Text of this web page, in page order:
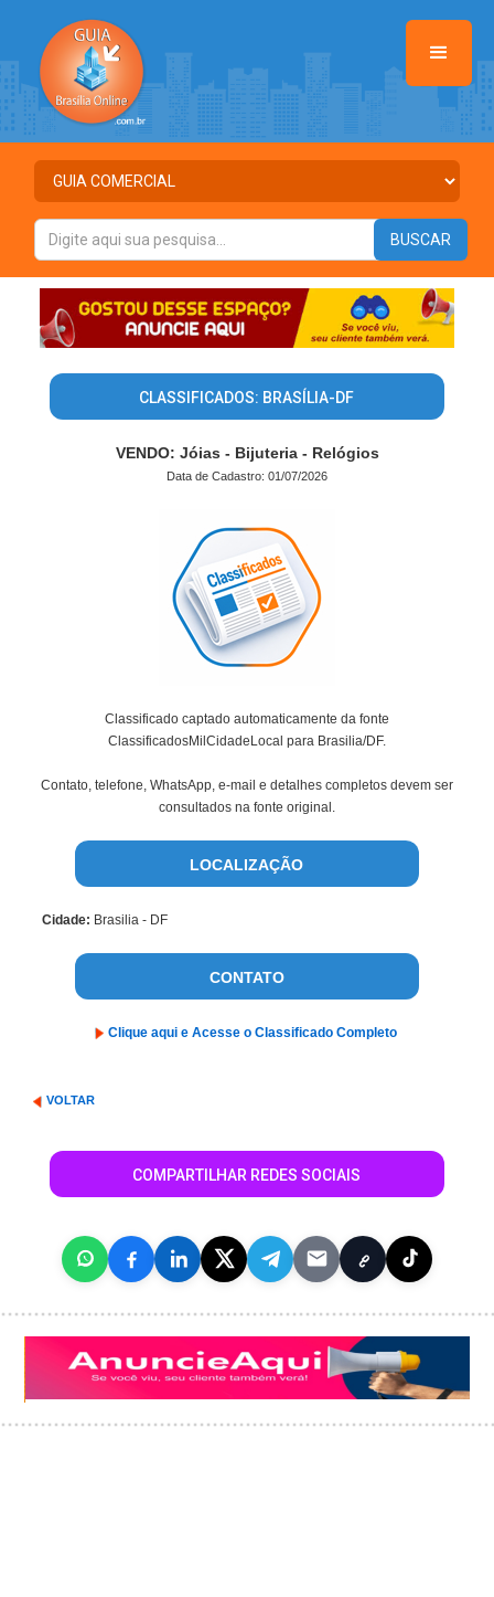
CLASSIFICADOS: BRASÍLIA-DF
VENDO: Jóias - Bijuteria - Relógios
Data de Cadastro: 01/07/2026
Classificado captado automaticamente da fonte
ClassificadosMilCidadeLocal para Brasilia/DF.
Contato, telefone, WhatsApp, e-mail e detalhes completos devem ser
consultados na fonte original.
LOCALIZAÇÃO
Cidade: Brasilia - DF
CONTATO
Clique aqui e Acesse o Classificado Completo
VOLTAR
COMPARTILHAR REDES SOCIAIS